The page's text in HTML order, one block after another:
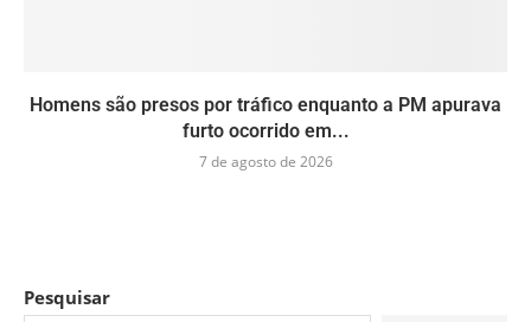
Homens são presos por tráfico enquanto a PM apurava
furto ocorrido em...
7 de agosto de 2026
Pesquisar